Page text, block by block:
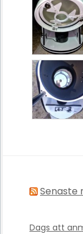
Senaste
Dags att